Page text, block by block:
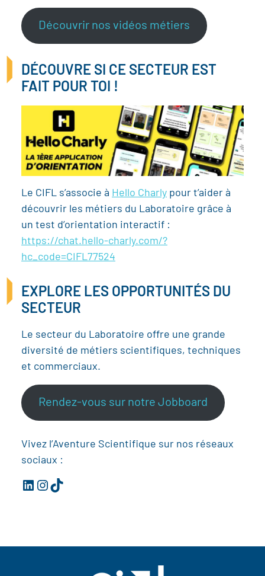
Découvrir nos vidéos métiers
DÉCOUVRE SI CE SECTEUR EST
FAIT POUR TOI !
Le CIFL s’associe à Hello Charly pour t’aider à
découvrir les métiers du Laboratoire grâce à
un test d’orientation interactif :
https://chat.hello-charly.com/?
hc_code=CIFL77524
EXPLORE LES OPPORTUNITÉS DU
SECTEUR
Le secteur du Laboratoire offre une grande
diversité de métiers scientifiques, techniques
et commerciaux.
Rendez-vous sur notre Jobboard
Vivez l’Aventure Scientifique sur nos réseaux
sociaux :
LinkedIn
Instagram
TikTok